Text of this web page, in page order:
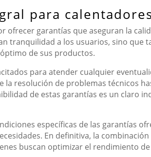
para
ofrecer garantías que aseguran la
tranquilidad a los usuarios, sino que
de sus productos.
para atender cualquier
resolución de problemas técnicos
de estas garantías es un claro
específicas de las garantías
En definitiva, la
buscan optimizar el rendimiento